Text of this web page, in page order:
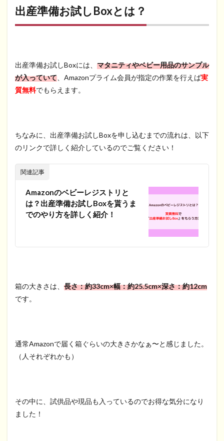
出産準備お試しBoxとは？
出産準備お試しBoxには、 マタニティやベビー用品のサンプル
が入っていて 、Amazonプライム会員が指定の作業を行えば実
質無料でもらえます。
ちなみに、出産準備お試しBoxを申し込むまでの流れは、以下
のリンクで詳しく紹介しているのでご覧ください！
関連記事
Amazonのベビーレジストリと
は？出産準備お試しBoxを貰うま
でのやり方を詳しく紹介！
箱の大きさは、 長さ：約33cm×幅：約25.5cm×深さ：約12cm
です。
通常Amazonで届く箱ぐらいの大きさかなぁ〜と感じました。
（人それぞれかも）
その中に、試供品や現品も入っているのでお得な気分になり
ました！